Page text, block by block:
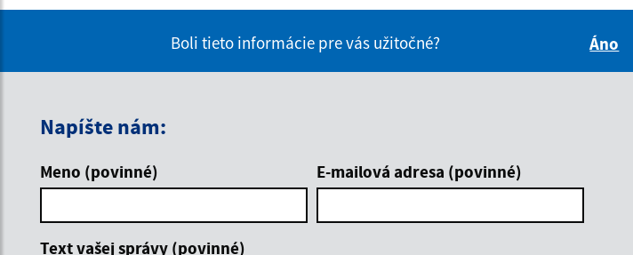
Boli tieto informácie pre vás užitočné?
Áno
Napíšte nám:
Meno (povinné) E-mailová adresa (povinné)
Text vašej správy (povinné)